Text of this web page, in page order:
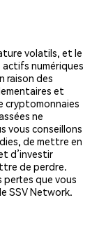
volatils, et le
actifs numériques
raison des
et
cryptomonnaies
ne
vous conseillons
de mettre en
d’investir
de perdre.
pertes que vous
SSV Network.